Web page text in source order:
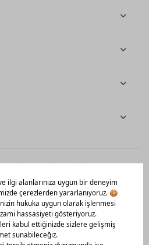
Hemen İndir!